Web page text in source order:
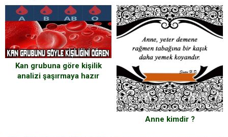
Kan grubuna göre kişilik
analizi şaşırmaya hazır
Anne kimdir ?